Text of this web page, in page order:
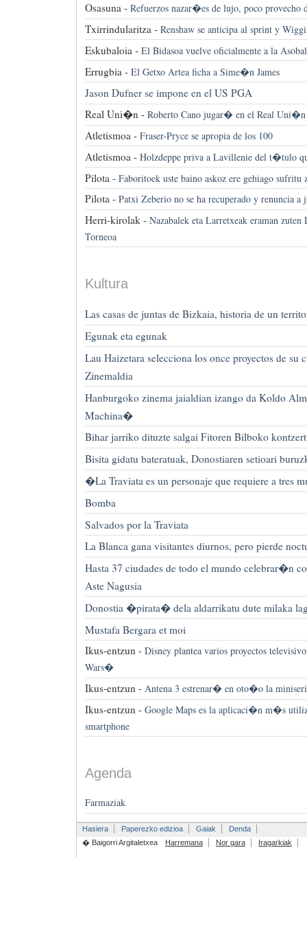
Osasuna - Refuerzos nazar�es de lujo, poco provecho
Txirrindularitza - Renshaw se anticipa al sprint y
Eskubaloia - El Bidasoa vuelve oficialmente a la Asobal
Errugbia - El Getxo Artea ficha a Sime�n James
Jason Dufner se impone en el US PGA
Real Uni�n - Roberto Cano jugar� en el Real Uni�n
Atletismoa - Fraser-Pryce se apropia de los 100
Atletismoa - Holzdeppe priva a Lavillenie del t�tulo
Pilota - Faboritoek uste baino askoz ere gehiago sufritu
Pilota - Patxi Zeberio no se ha recuperado y renuncia
Herri-kirolak - Nazabalek eta Larretxeak eraman zuten
Torneoa
Kultura
Las casas de juntas de Bizkaia, historia de un
Egunak eta egunak
Lau Haizetara selecciona los once proyectos de
Zinemaldia
Hanburgoko zinema jaialdian izango da Koldo
Machina�
Bihar jarriko dituzte salgai Fitoren Bilboko
Bisita gidatu bateratuak, Donostiaren setioari
�La Traviata es un personaje que requiere a tres
Bomba
Salvados por la Traviata
La Blanca gana visitantes diurnos, pero pierde
Hasta 37 ciudades de todo el mundo celebrar�n
Aste Nagusia
Donostia �pirata� dela aldarrikatu dute milaka
Mustafa Bergara et moi
Ikus-entzun - Disney plantea varios proyectos
Wars�
Ikus-entzun - Antena 3 estrenar� en oto�o la
Ikus-entzun - Google Maps es la aplicaci�n m�s
smartphone
Agenda
Farmaziak
Hasiera Paperezko edizioa Gaiak
Denda
� Baigorri Argitaletxea
Harremana Nor gara Iragarkiak